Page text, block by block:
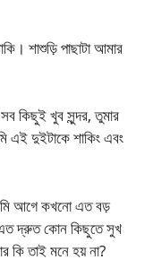
শাশুড়ি পাছাটা আমার
কিছুই খুব সুন্দর, তুমার
এই দুইটাকে শাকিং এবং
আগে কখনো এত বড়
এত দ্রুত কোন কিছুতে সুখ
কি তাই মনে হয় না?